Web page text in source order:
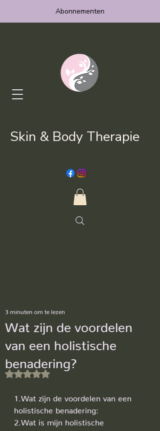
Skin & Body Therapie
Abonnementen
Wat zijn de voordelen
van een holistische
benadering?
3 minuten om te lezen
Beoordeeld met NaN uit 5 sterren.
1.Wat zijn de voordelen van een
holistische benadering:
2.Wat is mijn holistische